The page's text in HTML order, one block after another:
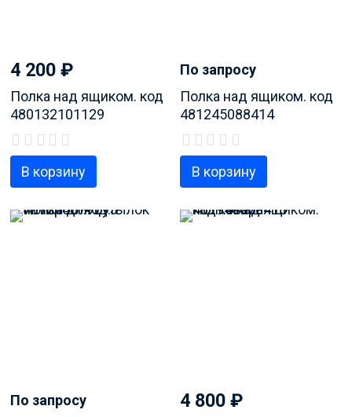
4 200 ₽
Полка над ящиком. код
480132101129
В корзину
По запросу
Полка над ящиком. код
481245088414
В корзину
По запросу
4 800₽